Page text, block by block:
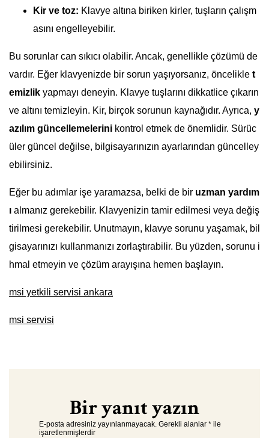
Kir ve toz: Klavye altına biriken kirler, tuşların çalışm
asını engelleyebilir.
Bu sorunlar can sıkıcı olabilir. Ancak, genellikle çözümü de
vardır. Eğer klavyenizde bir sorun yaşıyorsanız, öncelikle t
emizlik yapmayı deneyin. Klavye tuşlarını dikkatlice çıkarın
ve altını temizleyin. Kir, birçok sorunun kaynağıdır. Ayrıca, y
azılım güncellemelerini kontrol etmek de önemlidir. Sürüc
üler güncel değilse, bilgisayarınızın ayarlarından güncelley
ebilirsiniz.
Eğer bu adımlar işe yaramazsa, belki de bir uzman yardım
ı almanız gerekebilir. Klavyenizin tamir edilmesi veya değiş
tirilmesi gerekebilir. Unutmayın, klavye sorunu yaşamak, bil
gisayarınızı kullanmanızı zorlaştırabilir. Bu yüzden, sorunu i
hmal etmeyin ve çözüm arayışına hemen başlayın.
msi yetkili servisi ankara
msi servisi
Bir yanıt yazın
E-posta adresiniz yayınlanmayacak. Gerekli alanlar * ile
işaretlenmişlerdir